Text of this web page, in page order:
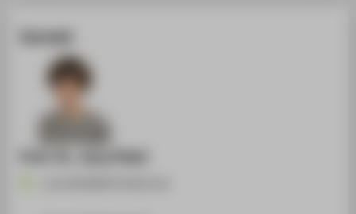
Kontakt
Prof. Dr. Jona Piehl